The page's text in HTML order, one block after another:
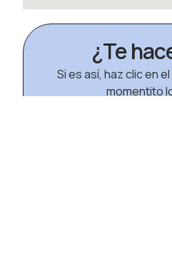
¿Te
Si es así, haz clic en
momentito